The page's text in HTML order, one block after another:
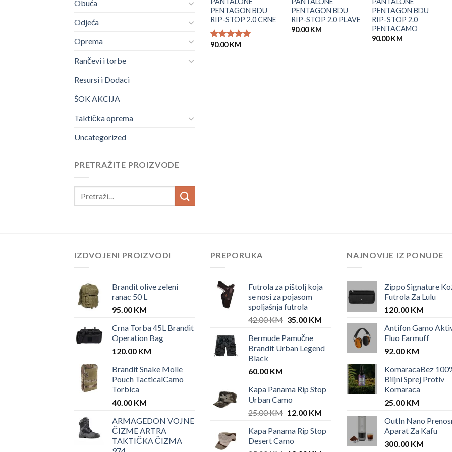
Obuća
Odjeća
Oprema
Rančevi i torbe
Resursi i Dodaci
ŠOK AKCIJA
Taktička oprema
Uncategorized
PRETRAŽITE PROIZVODE
PENTAGON BDU
RIP-STOP 2.0 CRNE
Ocjenjeno
90.00KM
PENTAGON BDU
RIP-STOP 2.0 PLAVE
90.00KM
PENTAGON BDU
RIP-STOP 2.0
PENTACAMO
90.00KM
IZDVOJENI PROIZVODI
Brandit olive zeleni
ranac 50 L
95.00 KM
Crna Torba 45L Brandit
Operation Bag
120.00 KM
Brandit Snake Molle
Pouch TacticalCamo
Torbica
40.00 KM
ARMAGEDON VOJNE
ČIZME ARTRA
TAKTIČKA ČIZMA
PREPORUKA
Futrola za pištolj koja
se nosi za pojasom
spoljašnja futrola
42.00KM Original
was:
42.00 KM.
35.00 KMCurrent
35.00 KM.
Bermude Pamučne
Brandit Urban Legend
Black
60.00 KM
Kapa Panama Rip Stop
Urban Camo
25.00KM Original
was:
25.00 KM.
12.00 KMCurrent
is:
12.00 KM.
Kapa Panama Rip Stop
Desert Camo
NAJNOVIJE IZ PONUDE
Zippo Signature
Futrola Za Lulu
120.00 KM
Antifon Gamo
Fluo Earmuff
92.00 KM
KomaracaBez
Biljni Sprej Protiv
Komaraca
25.00 KM
OutIn Nano
Aparat Za Kafu
300.00 KM